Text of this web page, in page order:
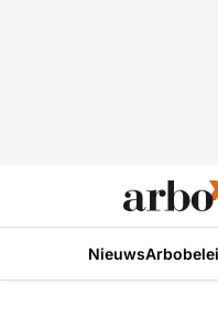
Nieuws